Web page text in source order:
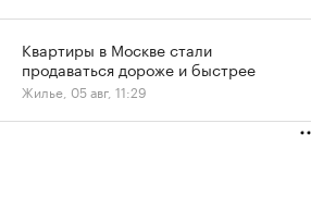
Квартиры в Москве стали
продаваться дороже и быстрее
Жилье, 05 авг, 11:29